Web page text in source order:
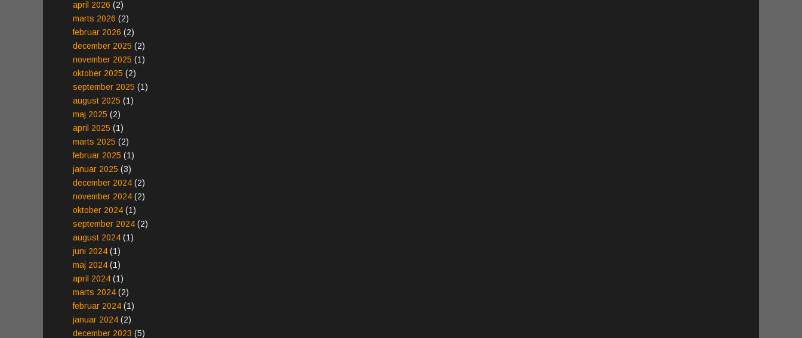
april 2026 (2)
marts 2026 (2)
februar 2026 (2)
december 2025 (2)
november 2025 (1)
oktober 2025 (2)
september 2025 (1)
august 2025 (1)
maj 2025 (2)
april 2025 (1)
marts 2025 (2)
februar 2025 (1)
januar 2025 (3)
december 2024 (2)
november 2024 (2)
oktober 2024 (1)
september 2024 (2)
august 2024 (1)
juni 2024 (1)
maj 2024 (1)
april 2024 (1)
marts 2024 (2)
februar 2024 (1)
januar 2024 (2)
december 2023 (5)